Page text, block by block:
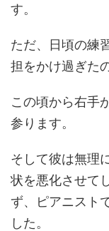
す。
ただ、日頃の練
担をかけ過ぎた
この頃から右手
参ります。
そして彼は無理
状を悪化させて
ず、ピアニスト
した。